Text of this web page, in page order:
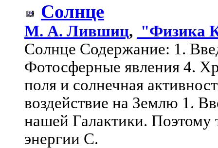
Солнце
М. А. Лившиц, "Физика
Солнце Содержание: 1.
Фотосферные явления 4.
поля и солнечная
воздействие на Землю 1.
нашей Галактики. Поэтому
энергии С.